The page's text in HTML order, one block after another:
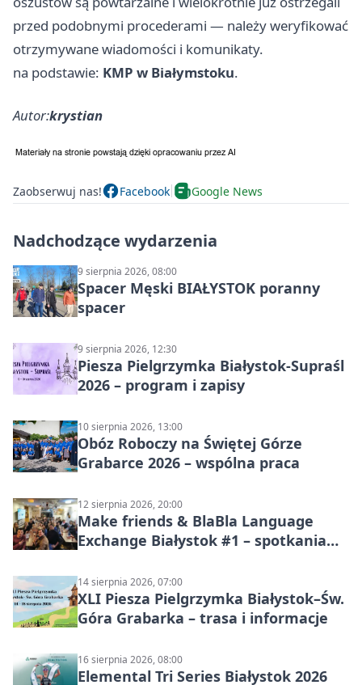
przed podobnymi procederami — należy weryfikować
otrzymywane wiadomości i komunikaty.
na podstawie: KMP w Białymstoku.
Autor:krystian
Zaobserwuj nas! Facebook Google News
Nadchodzące wydarzenia
9 sierpnia 2026, 08:00
Spacer Męski BIAŁYSTOK poranny
spacer
9 sierpnia 2026, 12:30
Piesza Pielgrzymka Białystok-Supraśl
2026 – program i zapisy
10 sierpnia 2026, 13:00
Obóz Roboczy na Świętej Górze
Grabarce 2026 – wspólna praca
12 sierpnia 2026, 20:00
Make friends & BlaBla Language
Exchange Białystok #1 – spotkania
14 sierpnia 2026, 07:00
XLI Piesza Pielgrzymka Białystok–Św.
Góra Grabarka – trasa i informacje
16 sierpnia 2026, 08:00
Elemental Tri Series Białystok 2026